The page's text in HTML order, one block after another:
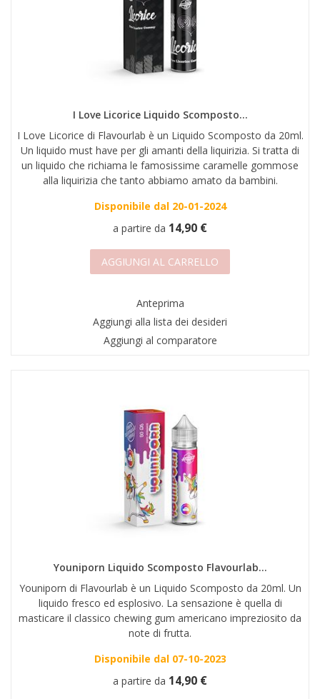
I Love Licorice Liquido Scomposto...
I Love Licorice di Flavourlab è un Liquido Scomposto da 20ml.
Un liquido must have per gli amanti della liquirizia. Si tratta di
un liquido che richiama le famosissime caramelle gommose
alla liquirizia che tanto abbiamo amato da bambini.
Disponibile dal 20-01-2024
a partire da 14,90 €
AGGIUNGI AL CARRELLO
Anteprima
Aggiungi alla lista dei desideri
Aggiungi al comparatore
Youniporn Liquido Scomposto Flavourlab...
Youniporn di Flavourlab è un Liquido Scomposto da 20ml. Un
liquido fresco ed esplosivo. La sensazione è quella di
masticare il classico chewing gum americano impreziosito da
note di frutta.
Disponibile dal 07-10-2023
a partire da 14,90 €